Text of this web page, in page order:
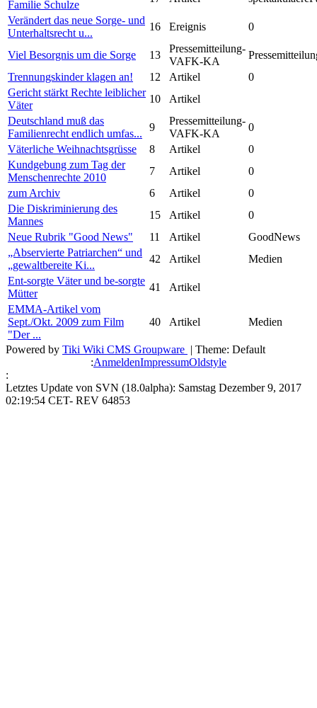
Familie Schulze
Verändert das neue Sorge- und
Unterhaltsrecht u...
16 Ereignis 0
Viel Besorgnis um die Sorge 13
Pressemitteilung-
VAFK-KA
Trennungskinder klagen an!
12 Artikel
0
Gericht stärkt Rechte leiblicher
Väter
10
Artikel
Deutschland muß das
Familienrecht endlich umfas...
9
Pressemitteilung-
VAFK-KA
0
Väterliche Weihnachtsgrüsse
8 Artikel
0
Kundgebung zum Tag der
Menschenrechte 2010
7 Artikel
0
zum Archiv
6 Artikel
0
Die Diskriminierung des
Mannes
15 Artikel
0
Neue Rubrik "Good News"
11 Artikel
GoodNews
„Abservierte Patriarchen“ und
„gewaltbereite Ki...
42 Artikel
Medien
Ent-sorgte Väter und be-sorgte
Mütter
41
Artikel
EMMA-Artikel vom
Sept./Okt. 2009 zum Film
"Der ...
40 Artikel Medien
Powered by Tiki Wiki CMS Groupware | Theme: Default
:AnmeldenImpressumOldstyle
:
Letztes Update von SVN (18.0alpha): Samstag Dezember 9, 2017
02:19:54 CET- REV 64853